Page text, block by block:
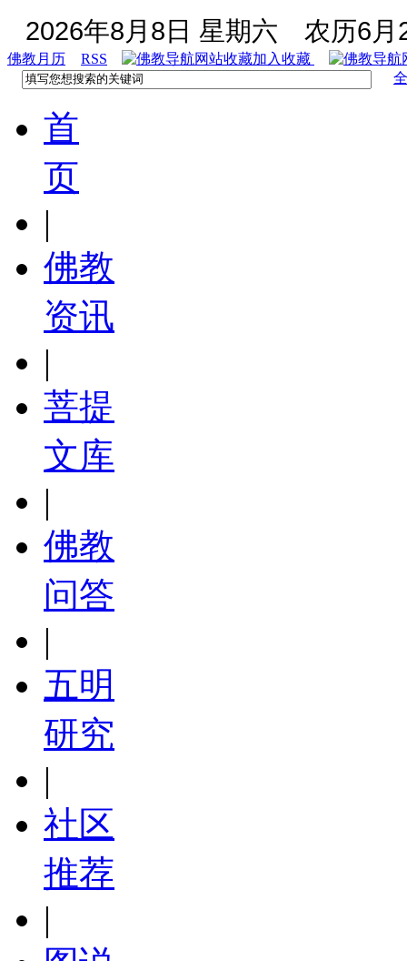
2026年8月8日 星期六 农历6月
佛教月历 RSS
加入收藏
首
页
|
佛教
资讯
|
菩提
文库
|
佛教
问答
|
五明
研究
|
社区
推荐
|